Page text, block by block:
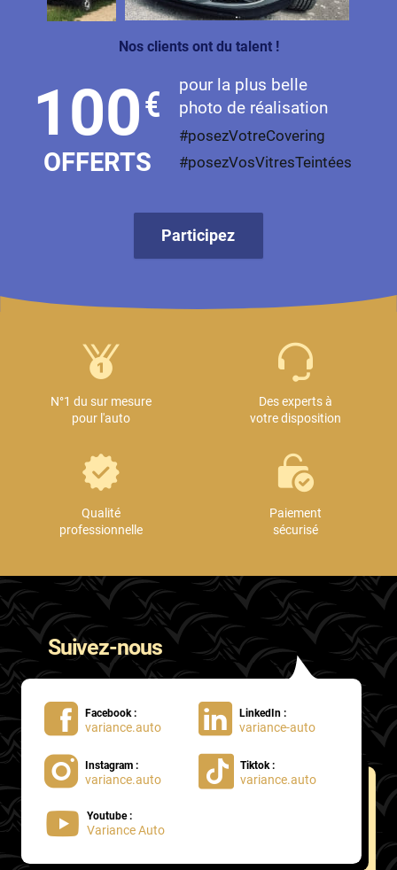
Nos clients ont du talent !
100€
OFFERTS
pour la plus belle
photo de réalisation
#posezVotreCovering
#posezVosVitresTeintées
Participez
N°1 du sur mesure
pour l'auto
Des experts à
votre disposition
Qualité
professionnelle
Paiement
sécurisé
Suivez-nous
Facebook :
variance.auto
LinkedIn :
variance-auto
Instagram :
variance.auto
Tiktok :
variance.auto
Youtube :
Variance Auto